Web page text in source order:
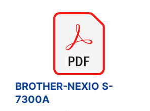
BROTHER-NEXIO S-
7300A